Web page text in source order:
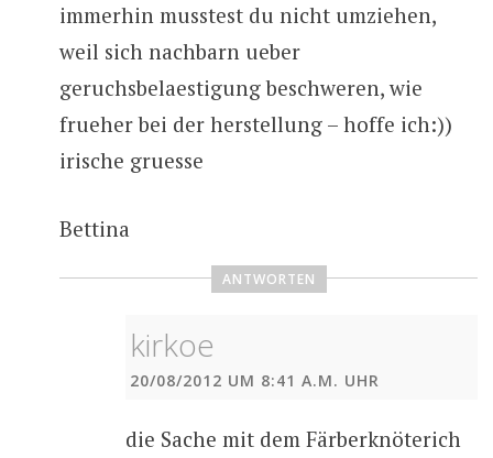
immerhin musstest du nicht umziehen,
weil sich nachbarn ueber
geruchsbelaestigung beschweren, wie
frueher bei der herstellung – hoffe ich:))
irische gruesse
Bettina
ANTWORTEN
kirkoe
20/08/2012 UM 8:41 A.M. UHR
die Sache mit dem Färberknöterich